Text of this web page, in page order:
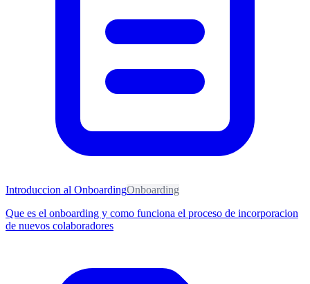
Introduccion al OnboardingOnboarding
Que es el onboarding y como funciona el proceso de incorporacion
de nuevos colaboradores